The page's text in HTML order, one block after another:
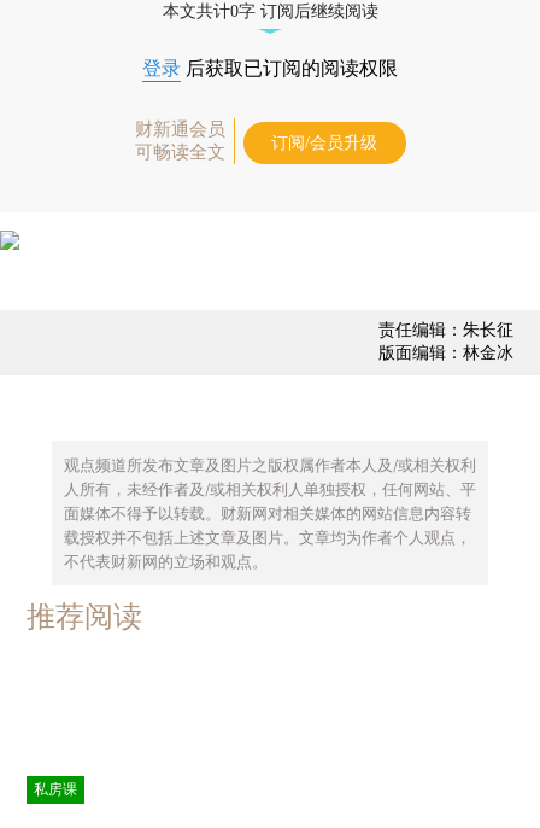
本文共计0字 订阅后继续阅读
登录 后获取已订阅的阅读权限
财新通会员
可畅读全文
订阅/会员升级
责任编辑：朱长征
版面编辑：林金冰
观点频道所发布文章及图片之版权属作者本人及/或相关权利
人所有，未经作者及/或相关权利人单独授权，任何网站、平
面媒体不得予以转载。财新网对相关媒体的网站信息内容转
载授权并不包括上述文章及图片。文章均为作者个人观点，
不代表财新网的立场和观点。
推荐阅读
私房课